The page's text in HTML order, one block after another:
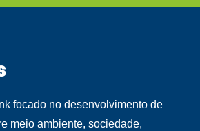
focado no desenvolvimento de
meio ambiente, sociedade,